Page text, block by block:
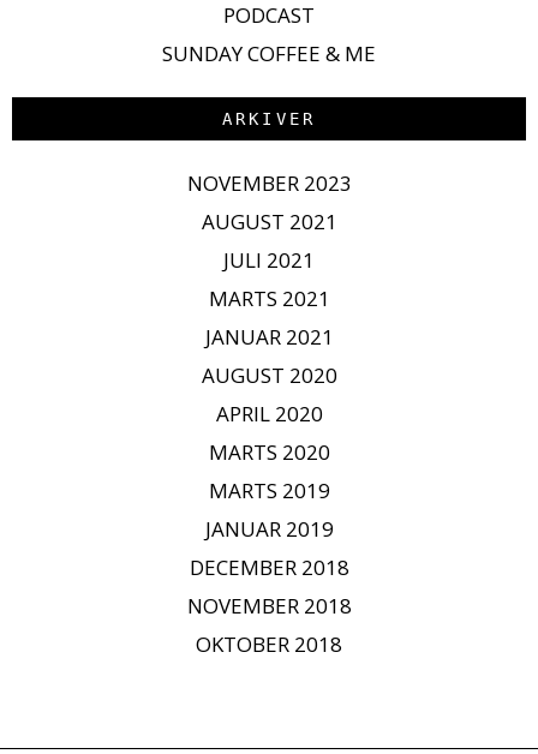
PODCAST
SUNDAY COFFEE & ME
ARKIVER
NOVEMBER 2023
AUGUST 2021
JULI 2021
MARTS 2021
JANUAR 2021
AUGUST 2020
APRIL 2020
MARTS 2020
MARTS 2019
JANUAR 2019
DECEMBER 2018
NOVEMBER 2018
OKTOBER 2018